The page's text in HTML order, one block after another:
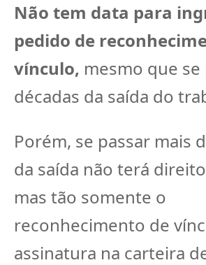
Não tem data para
pedido de
vínculo, mesmo que se
décadas da saída do
Porém, se passar mais
da saída não terá
mas tão somente o
reconhecimento de
assinatura na carteira